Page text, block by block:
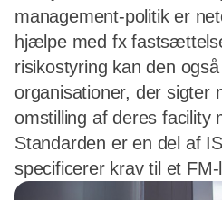
management-politik er
hjælpe med fx
risikostyring kan den
organisationer, der sigter
omstilling af deres facility
Standarden er en del af
specificerer krav til et